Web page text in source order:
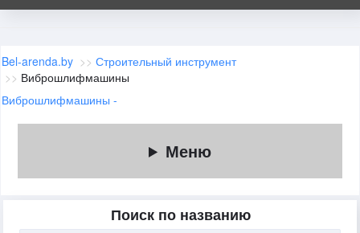
Bel-arenda.by >> Строительный инструмент
>> Виброшлифмашины
Виброшлифмашины -
Меню
Поиск по названию